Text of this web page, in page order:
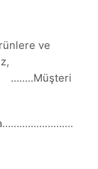
ve
……..Müşteri